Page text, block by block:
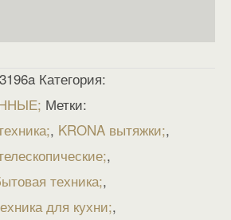
Категория:
Метки:
, KRONA вытяжки ,
,
техника ,
для кухни ,